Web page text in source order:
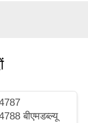
बीएमडब्ल्यू